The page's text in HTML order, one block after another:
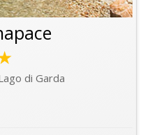
di Garda